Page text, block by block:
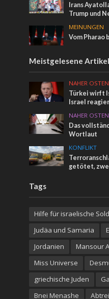
Irans
Trump und
MEINUNGEN
Vom Pharao
Meistgelesene Artikel
NAHER OSTEN
Türkei wirft
Israel
NAHER OSTEN
Das
Wortlaut
KONFLIKT
getötet,
Tags
Hilfe für israelische
Judäa und Samaria
Jordanien
Mansour
Miss Universe
griechische Juden
Bnei Menashe